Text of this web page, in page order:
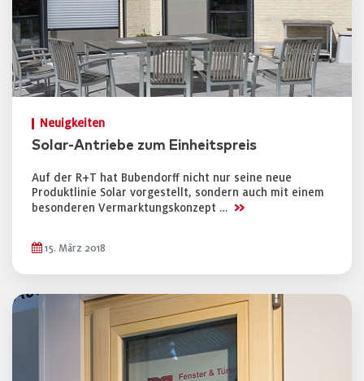
Neuigkeiten
Solar-Antriebe zum Einheitspreis
Auf der R+T hat Bubendorff nicht nur seine neue
Produktlinie Solar vorgestellt, sondern auch mit einem
besonderen Vermarktungskonzept … >>
15. März 2018